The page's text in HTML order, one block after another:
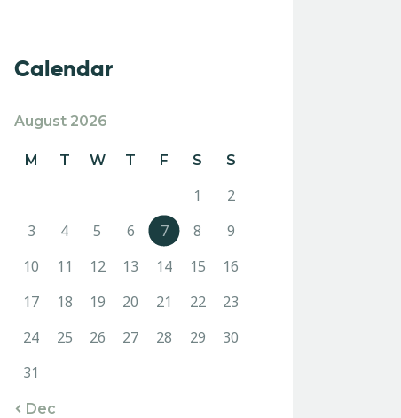
Calendar
August 2026
M T W T F S S
1
2
3
4 5 6 7 8
9
10
11 12 13 14 15
16
17
18 19 20 21 22
23
24
25 26 27 28 29
30
31
« Dec